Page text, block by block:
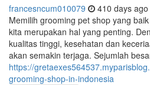
francesncum010079 410 days ago
Memilih grooming pet shop yang
kita merupakan hal yang penting.
kualitas tinggi, kesehatan dan
akan semakin terjaga. Sejumlah
https://
grooming-shop-in-indonesia